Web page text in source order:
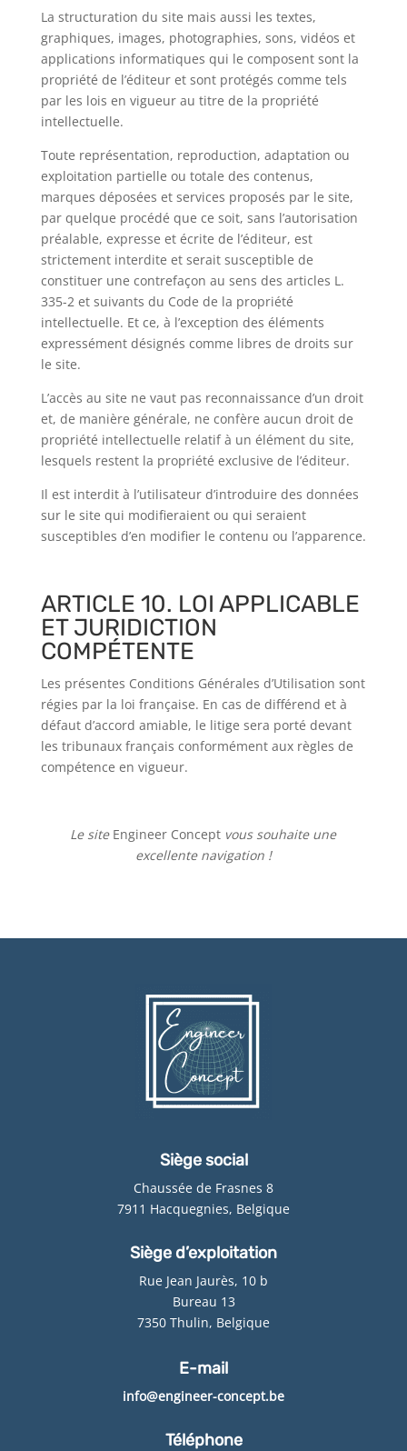
La structuration du site mais aussi les textes,
graphiques, images, photographies, sons, vidéos et
applications informatiques qui le composent sont la
propriété de l’éditeur et sont protégés comme tels
par les lois en vigueur au titre de la propriété
intellectuelle.
Toute représentation, reproduction, adaptation ou
exploitation partielle ou totale des contenus,
marques déposées et services proposés par le site,
par quelque procédé que ce soit, sans l’autorisation
préalable, expresse et écrite de l’éditeur, est
strictement interdite et serait susceptible de
constituer une contrefaçon au sens des articles L.
335-2 et suivants du Code de la propriété
intellectuelle. Et ce, à l’exception des éléments
expressément désignés comme libres de droits sur
le site.
L’accès au site ne vaut pas reconnaissance d’un droit
et, de manière générale, ne confère aucun droit de
propriété intellectuelle relatif à un élément du site,
lesquels restent la propriété exclusive de l’éditeur.
Il est interdit à l’utilisateur d’introduire des données
sur le site qui modifieraient ou qui seraient
susceptibles d’en modifier le contenu ou l’apparence.
ARTICLE 10. LOI APPLICABLE
ET JURIDICTION
COMPÉTENTE
Les présentes Conditions Générales d’Utilisation sont
régies par la loi française. En cas de différend et à
défaut d’accord amiable, le litige sera porté devant
les tribunaux français conformément aux règles de
compétence en vigueur.
Le site Engineer Concept vous souhaite une
excellente navigation !
Siège social
Chaussée de Frasnes 8
7911 Hacquegnies, Belgique
Siège d’exploitation
Rue Jean Jaurès, 10 b
Bureau 13
7350 Thulin, Belgique
E-mail
info@engineer-concept.be
Téléphone